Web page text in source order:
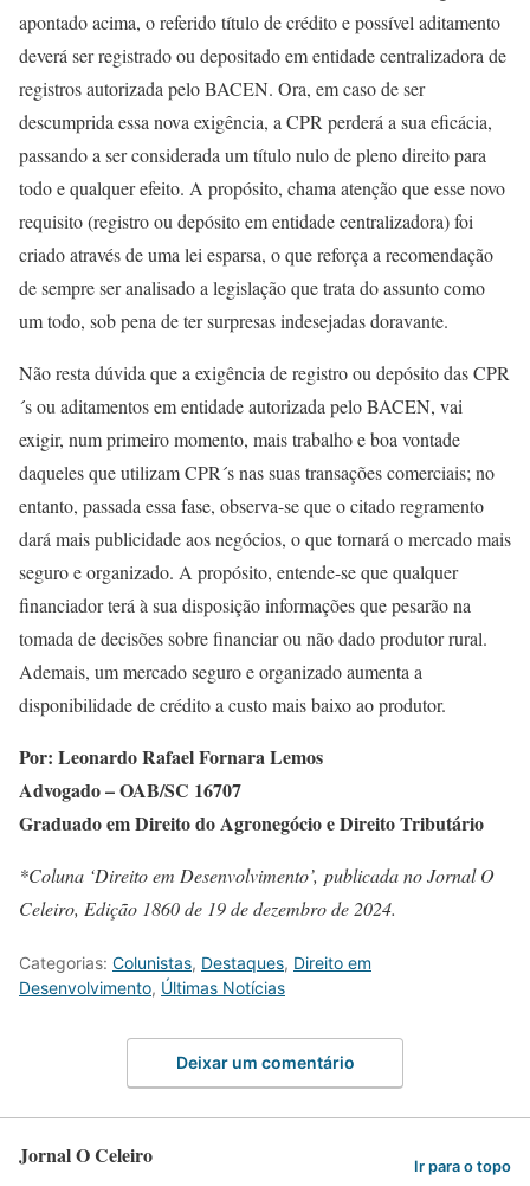
apontado acima, o referido título de crédito e possível aditamento
deverá ser registrado ou depositado em entidade centralizadora de
registros autorizada pelo BACEN. Ora, em caso de ser
descumprida essa nova exigência, a CPR perderá a sua eficácia,
passando a ser considerada um título nulo de pleno direito para
todo e qualquer efeito. A propósito, chama atenção que esse novo
requisito (registro ou depósito em entidade centralizadora) foi
criado através de uma lei esparsa, o que reforça a recomendação
de sempre ser analisado a legislação que trata do assunto como
um todo, sob pena de ter surpresas indesejadas doravante.
Não resta dúvida que a exigência de registro ou depósito das CPR
´s ou aditamentos em entidade autorizada pelo BACEN, vai
exigir, num primeiro momento, mais trabalho e boa vontade
daqueles que utilizam CPR´s nas suas transações comerciais; no
entanto, passada essa fase, observa-se que o citado regramento
dará mais publicidade aos negócios, o que tornará o mercado mais
seguro e organizado. A propósito, entende-se que qualquer
financiador terá à sua disposição informações que pesarão na
tomada de decisões sobre financiar ou não dado produtor rural.
Ademais, um mercado seguro e organizado aumenta a
disponibilidade de crédito a custo mais baixo ao produtor.
Por: Leonardo Rafael Fornara Lemos
Advogado – OAB/SC 16707
Graduado em Direito do Agronegócio e Direito Tributário
*Coluna ‘Direito em Desenvolvimento’, publicada no Jornal O
Celeiro, Edição 1860 de 19 de dezembro de 2024.
Categorias: Colunistas, Destaques, Direito em
Desenvolvimento, Últimas Notícias
Deixar um comentário
Jornal O Celeiro Ir para o topo